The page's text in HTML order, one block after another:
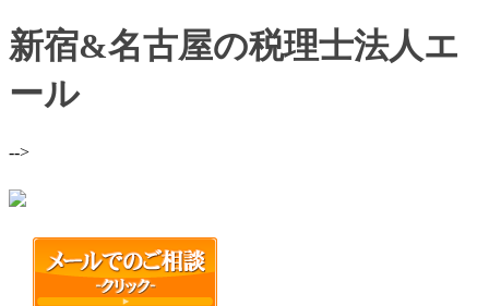
新宿&名古屋の税理士法人エ
ール
-->